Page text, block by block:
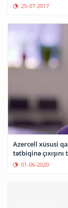
25-07-2017
Azercell xüsusi
tətbiqinə
01-06-2020